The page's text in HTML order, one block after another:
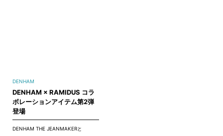
DENHAM
DENHAM × RAMIDUS コラ
ボレーションアイテム第2弾
登場
DENHAM THE JEANMAKERと